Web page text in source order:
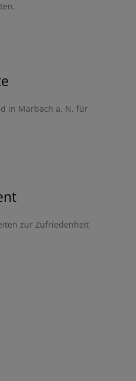
in Marbach a. N. für
zur Zufriedenheit